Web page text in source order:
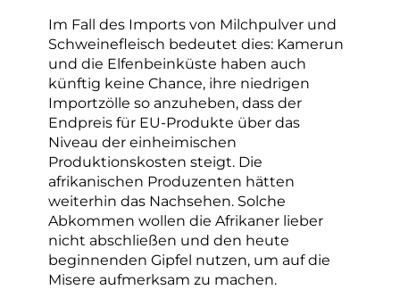
Im Fall des Imports von Milchpulver und
Schweinefleisch bedeutet dies: Kamerun
und die Elfenbeinküste haben auch
künftig keine Chance, ihre niedrigen
Importzölle so anzuheben, dass der
Endpreis für EU-Produkte über das
Niveau der einheimischen
Produktionskosten steigt. Die
afrikanischen Produzenten hätten
weiterhin das Nachsehen. Solche
Abkommen wollen die Afrikaner lieber
nicht abschließen und den heute
beginnenden Gipfel nutzen, um auf die
Misere aufmerksam zu machen.